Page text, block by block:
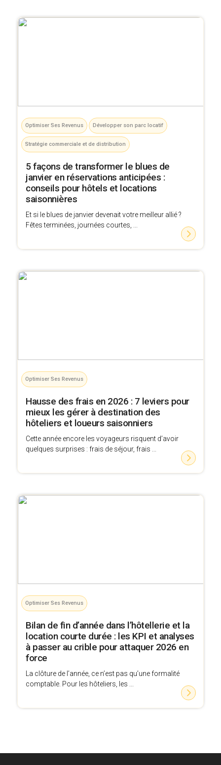
Optimiser Ses Revenus Développer son parc locatif
Stratégie commerciale et de distribution
5 façons de transformer le blues de
janvier en réservations anticipées :
conseils pour hôtels et locations
saisonnières
Et si le blues de janvier devenait votre meilleur allié ?
Fêtes terminées, journées courtes, ...
Optimiser Ses Revenus
Hausse des frais en 2026 : 7 leviers pour
mieux les gérer à destination des
hôteliers et loueurs saisonniers
Cette année encore les voyageurs risquent d’avoir
quelques surprises : frais de séjour, frais ...
Optimiser Ses Revenus
Bilan de fin d’année dans l’hôtellerie et la
location courte durée : les KPI et analyses
à passer au crible pour attaquer 2026 en
force
La clôture de l’année, ce n’est pas qu’une formalité
comptable. Pour les hôteliers, les ...